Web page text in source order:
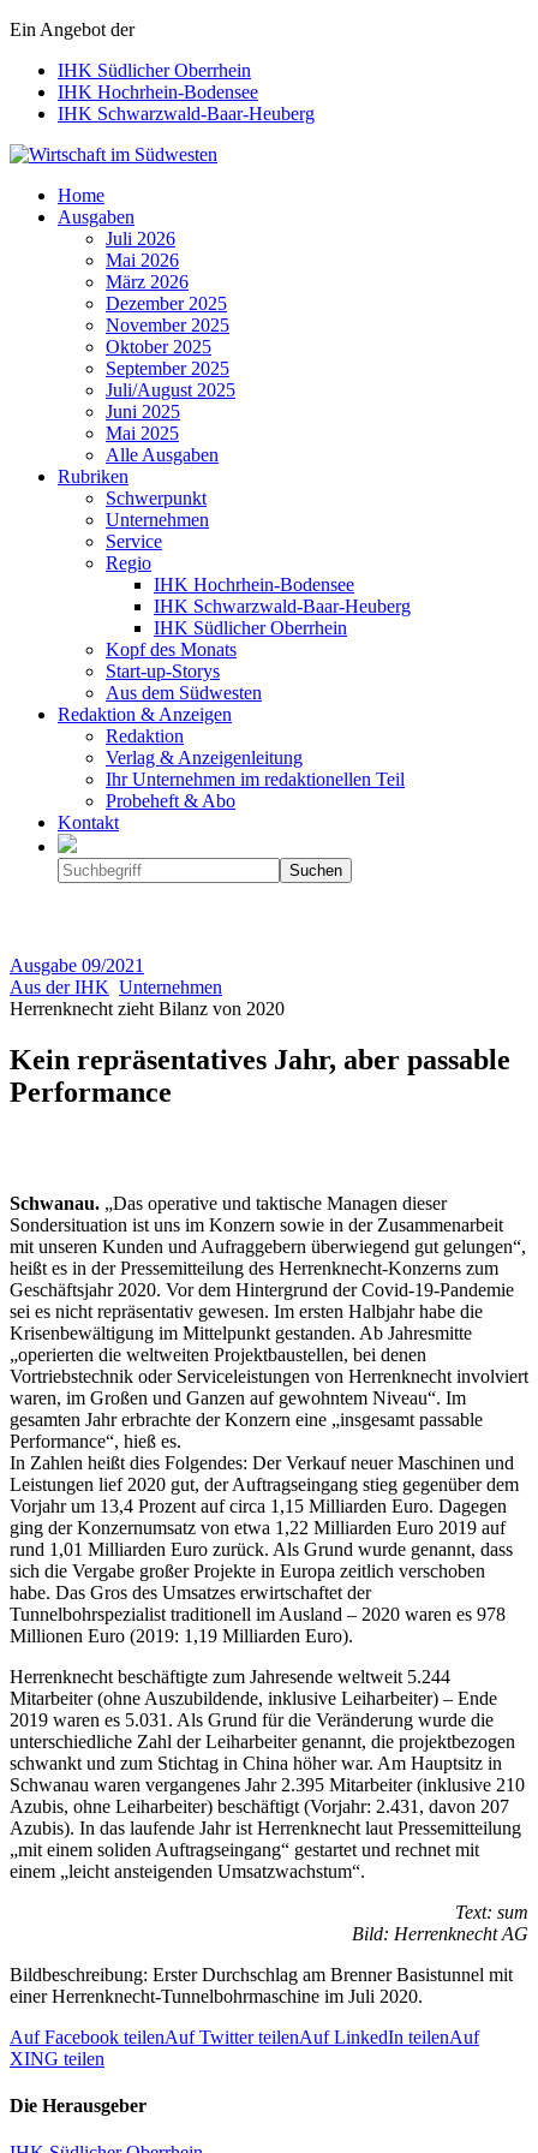
Ein Angebot der
IHK Südlicher Oberrhein
IHK Hochrhein-Bodensee
IHK Schwarzwald-Baar-Heuberg
Wirtschaft im Südwesten
Home
Ausgaben
Juli 2026
Mai 2026
März 2026
Dezember 2025
November 2025
Oktober 2025
September 2025
Juli/August 2025
Juni 2025
Mai 2025
Alle Ausgaben
Rubriken
Schwerpunkt
Unternehmen
Service
Regio
IHK Hochrhein-Bodensee
IHK Schwarzwald-Baar-Heuberg
IHK Südlicher Oberrhein
Kopf des Monats
Start-up-Storys
Aus dem Südwesten
Redaktion & Anzeigen
Redaktion
Verlag & Anzeigenleitung
Ihr Unternehmen im redaktionellen Teil
Probeheft & Abo
Kontakt
Ausgabe 09/2021
Aus der IHK Unternehmen
Herrenknecht zieht Bilanz von 2020
Kein repräsentatives Jahr, aber passable
Performance
Schwanau. „Das operative und taktische Managen dieser
Sondersituation ist uns im Konzern sowie in der Zusammenarbeit
mit unseren Kunden und Aufraggebern überwiegend gut gelungen“,
heißt es in der Pressemitteilung des Herrenknecht-Konzerns zum
Geschäftsjahr 2020. Vor dem Hintergrund der Covid-19-Pandemie
sei es nicht repräsentativ gewesen. Im ersten Halbjahr habe die
Krisenbewältigung im Mittelpunkt gestanden. Ab Jahresmitte
„operierten die weltweiten Projektbaustellen, bei denen
Vortriebstechnik oder Serviceleistungen von Herrenknecht involviert
waren, im Großen und Ganzen auf gewohntem Niveau“. Im
gesamten Jahr erbrachte der Konzern eine „insgesamt passable
Performance“, hieß es.
In Zahlen heißt dies Folgendes: Der Verkauf neuer Maschinen und
Leistungen lief 2020 gut, der Auftragseingang stieg gegenüber dem
Vorjahr um 13,4 Prozent auf circa 1,15 Milliarden Euro. Dagegen
ging der Konzernumsatz von etwa 1,22 Milliarden Euro 2019 auf
rund 1,01 Milliarden Euro zurück. Als Grund wurde genannt, dass
sich die Vergabe großer Projekte in Europa zeitlich verschoben
habe. Das Gros des Umsatzes erwirtschaftet der
Tunnelbohrspezialist traditionell im Ausland – 2020 waren es 978
Millionen Euro (2019: 1,19 Milliarden Euro).
Herrenknecht beschäftigte zum Jahresende weltweit 5.244
Mitarbeiter (ohne Auszubildende, inklusive Leiharbeiter) – Ende
2019 waren es 5.031. Als Grund für die Veränderung wurde die
unterschiedliche Zahl der Leiharbeiter genannt, die projektbezogen
schwankt und zum Stichtag in China höher war. Am Hauptsitz in
Schwanau waren vergangenes Jahr 2.395 Mitarbeiter (inklusive 210
Azubis, ohne Leiharbeiter) beschäftigt (Vorjahr: 2.431, davon 207
Azubis). In das laufende Jahr ist Herrenknecht laut Pressemitteilung
„mit einem soliden Auftragseingang“ gestartet und rechnet mit
einem „leicht ansteigenden Umsatzwachstum“.
Text: sum
Bild: Herrenknecht AG
Bildbeschreibung: Erster Durchschlag am Brenner Basistunnel mit
einer Herrenknecht-Tunnelbohrmaschine im Juli 2020.
Auf Facebook teilenAuf Twitter teilenAuf LinkedIn teilenAuf
XING teilen
Die Herausgeber